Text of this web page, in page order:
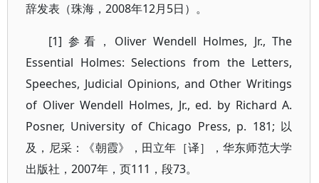
辞发表（珠海，2008年12月5日）。
[1] 参看，Oliver Wendell Holmes, Jr., The
Essential Holmes: Selections from the Letters,
Speeches, Judicial Opinions, and Other Writings
of Oliver Wendell Holmes, Jr., ed. by Richard A.
Posner, University of Chicago Press, p. 181; 以
及，尼采：《朝霞》，田立年［译］，华东师范大学
出版社，2007年，页111，段73。